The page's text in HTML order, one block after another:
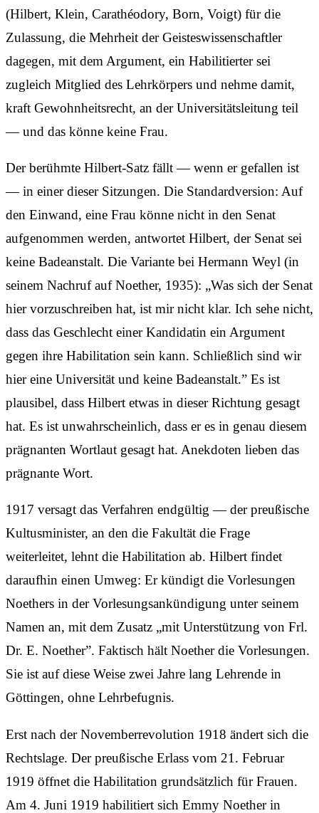
(Hilbert, Klein, Carathéodory, Born, Voigt) für die
Zulassung, die Mehrheit der Geisteswissen­schaftler
dagegen, mit dem Argument, ein Habilitierter sei
zugleich Mitglied des Lehrkörpers und nehme damit,
kraft Gewohnheits­recht, an der Universitäts­leitung teil
— und das könne keine Frau.
Der berühmte Hilbert-Satz fällt — wenn er gefallen ist
— in einer dieser Sitzungen. Die Standard­version: Auf
den Einwand, eine Frau könne nicht in den Senat
aufgenommen werden, antwortet Hilbert, der Senat sei
keine Badeanstalt. Die Variante bei Hermann Weyl (in
seinem Nachruf auf Noether, 1935): „Was sich der Senat
hier vorzuschreiben hat, ist mir nicht klar. Ich sehe nicht,
dass das Geschlecht einer Kandidatin ein Argument
gegen ihre Habilitation sein kann. Schließlich sind wir
hier eine Universität und keine Badeanstalt.” Es ist
plausibel, dass Hilbert etwas in dieser Richtung gesagt
hat. Es ist unwahrscheinlich, dass er es in genau diesem
prägnanten Wortlaut gesagt hat. Anekdoten lieben das
prägnante Wort.
1917 versagt das Verfahren endgültig — der preußische
Kultusminister, an den die Fakultät die Frage
weiterleitet, lehnt die Habilitation ab. Hilbert findet
daraufhin einen Umweg: Er kündigt die Vorlesungen
Noethers in der Vorlesungs­ankündigung unter seinem
Namen an, mit dem Zusatz „mit Unterstützung von Frl.
Dr. E. Noether”. Faktisch hält Noether die Vorlesungen.
Sie ist auf diese Weise zwei Jahre lang Lehrende in
Göttingen, ohne Lehrbefugnis.
Erst nach der Novemberrevolution 1918 ändert sich die
Rechtslage. Der preußische Erlass vom 21. Februar
1919 öffnet die Habilitation grundsätzlich für Frauen.
Am 4. Juni 1919 habilitiert sich Emmy Noether in